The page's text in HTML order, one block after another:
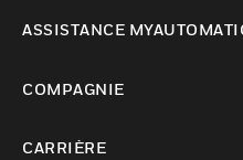
ASSISTANCE
COMPAGNIE
CARRIÈRE